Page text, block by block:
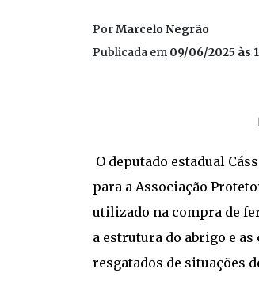
PorMarcelo Negrão
Publicada em 09/06/2025 às
O deputado estadual
para a Associação
utilizado na compra de
a estrutura do abrigo e
resgatados de situações